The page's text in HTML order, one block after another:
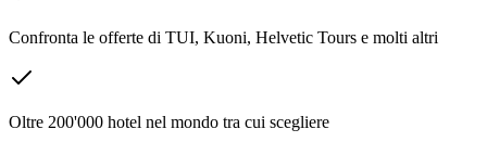
Confronta le offerte di TUI, Kuoni, Helvetic Tours e molti altri
Oltre 200'000 hotel nel mondo tra cui scegliere